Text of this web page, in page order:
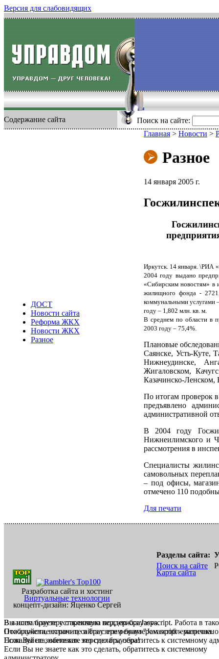
Версия для слабовидящих
Содержание сайта Поиск на сайте:
ДОСТ
Новости сайта
Реформа ЖКХ
Новости ЖКХ
Разное
Главная > Новости >
Разное
14 января 2005 г.
Иркутск. 14 января. \РИА
2004 году выдано
«Сибирским новостям» в
жилищного фонда -
коммунальными услугами
году – 1,802 млн. кв. м.
В среднем по области в
2003 году – 75,4%.
Плановые
Саянске, Усть-Куте,
Нижнеудинске,
Жигаловском,
Казачинско-
По итогам проверок
предъявлено
административной
В 2004 году
Нижнеилимского и
рассмотрения в
Специалисты
самовольных
– под офисы,
отмечено 110
Для печати
Разработка сайта и хостинг
Виртуальные технологии
концепт-дизайн: Яценко Сергей
Разделы сайта:
Поиск на сайте
Карта сайта
В вашем браузере отключена поддержка Jasvscript. Работа в
Пожалуйста, включите в браузере режим "Javascript -
Если Вы не знаете как это сделать, обратитесь к системному
Вы используете устаревшую версию браузера.
Отображение страниц сайта с этим браузером проблематична.
Пожалуйста, обновите версию браузера!
Если Вы не знаете как это сделать, обратитесь к системному